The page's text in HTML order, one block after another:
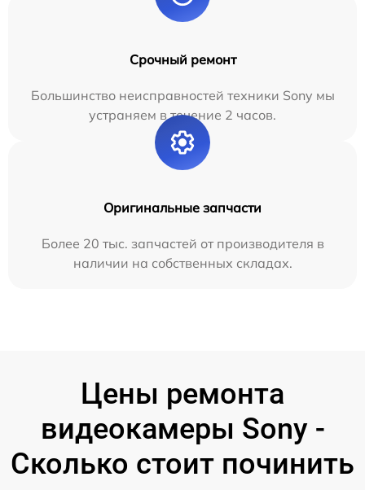
Срочный ремонт
Большинство неисправностей техники Sony мы
устраняем в течение 2 часов.
Оригинальные запчасти
Более 20 тыс. запчастей от производителя в
наличии на собственных складах.
Цены ремонта
видеокамеры Sony -
Сколько стоит починить